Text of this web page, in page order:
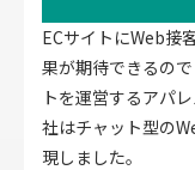
ECサイトにWeb接
果が期待できるの
トを運営するアパ
社はチャット型の
現しました。